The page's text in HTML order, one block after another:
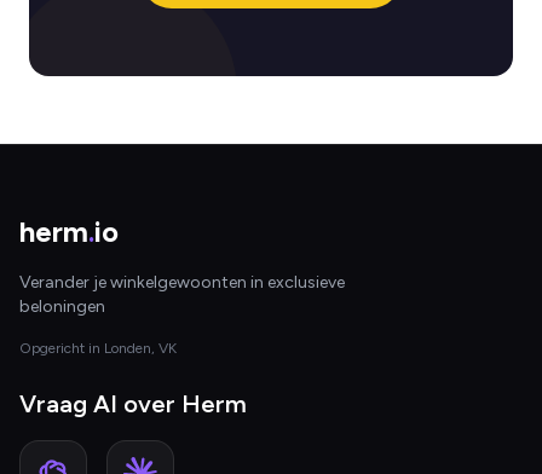
herm.io
Verander je winkelgewoonten in exclusieve
beloningen
Opgericht in Londen, VK
Vraag AI over Herm